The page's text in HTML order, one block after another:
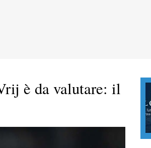
è da valutare: il